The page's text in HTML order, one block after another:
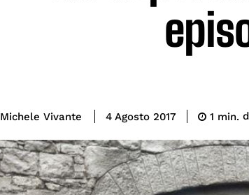
Michele Vivante 4 Agosto 2017 1 min.